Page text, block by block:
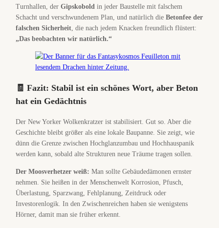
Turnhallen, der Gipskobold in jeder Baustelle mit falschem
Schacht und verschwundenem Plan, und natürlich die Betonfee der
falschen Sicherheit, die nach jedem Knacken freundlich flüstert:
„Das beobachten wir natürlich.“
🧾 Fazit: Stabil ist ein schönes Wort, aber Beton
hat ein Gedächtnis
Der New Yorker Wolkenkratzer ist stabilisiert. Gut so. Aber die
Geschichte bleibt größer als eine lokale Baupanne. Sie zeigt, wie
dünn die Grenze zwischen Hochglanzumbau und Hochhauspanik
werden kann, sobald alte Strukturen neue Träume tragen sollen.
Der Moosverhetzer weiß: Man sollte Gebäudedämonen ernster
nehmen. Sie heißen in der Menschenwelt Korrosion, Pfusch,
Überlastung, Sparzwang, Fehlplanung, Zeitdruck oder
Investorenlogik. In den Zwischenreichen haben sie wenigstens
Hörner, damit man sie früher erkennt.